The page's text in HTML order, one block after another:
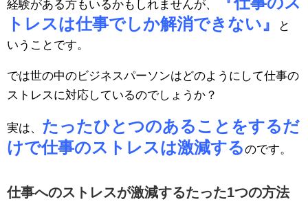
経験がある方もいるかもしれませんが、
トレスは仕事でしか解消できない』
と
いうことです。
では世の中のビジネスパーソンはどのようにして仕事の
ストレスに対応しているのでしょうか？
実は、 たったひとつのあることをするだ
けで仕事のストレスは激減するのです。
仕事へのストレスが激減するたった1つの方法